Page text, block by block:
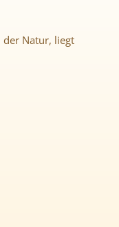
Natur, liegt